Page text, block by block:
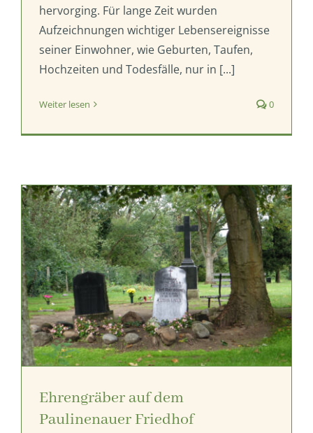
hervorging. Für lange Zeit wurden
Aufzeichnungen wichtiger Lebensereignisse
seiner Einwohner, wie Geburten, Taufen,
Hochzeiten und Todesfälle, nur in [...]
Weiter lesen 0
Ehrengräber auf dem
Paulinenauer Friedhof